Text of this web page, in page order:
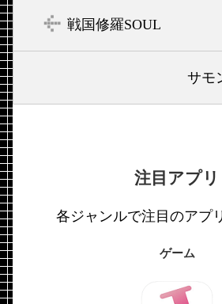
戦国修羅SOUL
サモ
注目アプリ
各ジャンルで注目のアプ
ゲーム